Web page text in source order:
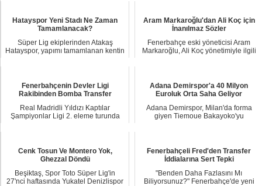
Hatayspor Yeni Stadı Ne Zaman
Tamamlanacak?
Süper Lig ekiplerinden Atakaş
Hatayspor, yapımı tamamlanan kentin
Aram Markaroğlu'dan Ali Koç için
İnanılmaz Sözler
Fenerbahçe eski yöneticisi Aram
Markaroğlu, Ali Koç yönetimiyle ilgili
Fenerbahçenin Devler Ligi
Rakibinden Bomba Transfer
Real Madridli Yıldızı Kaptılar
Şampiyonlar Ligi 2. eleme turunda
Adana Demirspor'a 40 Milyon
Euroluk Orta Saha Geliyor
Adana Demirspor, Milan'da forma
giyen Tiemoue Bakayoko'yu
Cenk Tosun Ve Montero Yok,
Ghezzal Döndü
Beşiktaş, Spor Toto Süper Lig'in
27'nci haftasında Yukatel Denizlispor
Fenerbahçeli Fred'den Transfer
İddialarına Sert Tepki
"Benden Daha Fazlasını Mı
Biliyorsunuz?" Fenerbahçe'de yeni